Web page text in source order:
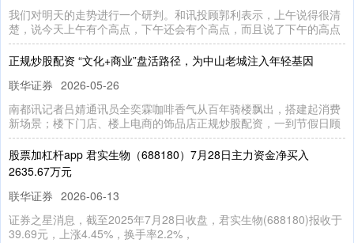
我们对明天的走势进行一个研判。和讯投顾郭利表示，上午说得很清
楚，说今天上午有个高点，下午还会有个高点，而且说了下午的高点
正规炒股配资 “文化+商业”盘活路径，为中山老城注入年轻基因
联华证券 2026-05-26
南都讯记者吕婧通讯员全奕霖咖啡香气从百年骑楼飘出，搭建起消费
新场景；楼下门店、楼上电商的饰品店正规炒股配资，一到节假日顾
股票加杠杆app 君实生物（688180）7月28日主力资金净买入
2635.67万元
联华证券 2026-06-13
证券之星消息，截至2025年7月28日收盘，君实生物(688180)报收于
39.69元，上涨4.45%，换手率2.2%，